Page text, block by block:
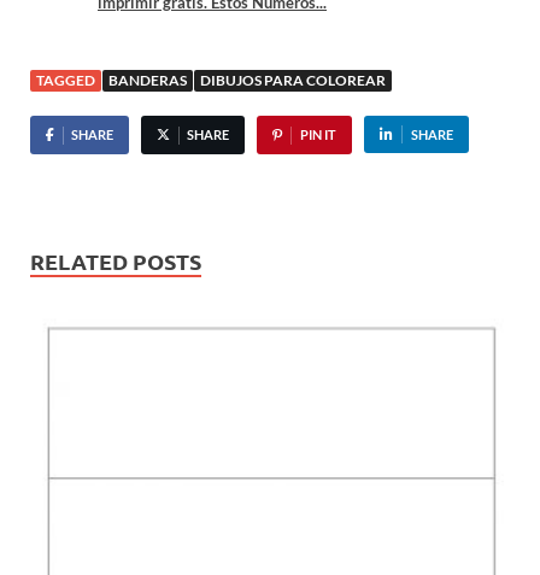
TAGGED BANDERAS DIBUJOS PARA COLOREAR
SHARE SHARE PIN IT SHARE
RELATED POSTS